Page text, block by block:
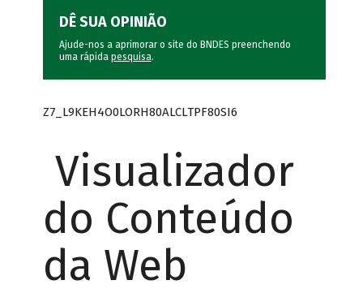
DÊ SUA OPINIÃO
Ajude-nos a aprimorar o site do BNDES preenchendo
uma rápida pesquisa.
Z7_L9KEH4O0LORH80ALCLTPF80SI6
Visualizador
do Conteúdo
da Web